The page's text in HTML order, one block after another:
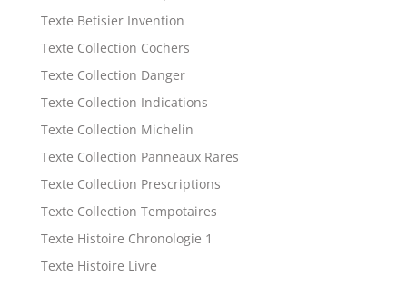
Texte Betisier Invention
Texte Collection Cochers
Texte Collection Danger
Texte Collection Indications
Texte Collection Michelin
Texte Collection Panneaux Rares
Texte Collection Prescriptions
Texte Collection Tempotaires
Texte Histoire Chronologie 1
Texte Histoire Livre